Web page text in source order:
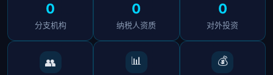
0
分支机构
0
纳税人资质
0
对外投资
👥 📊 💰